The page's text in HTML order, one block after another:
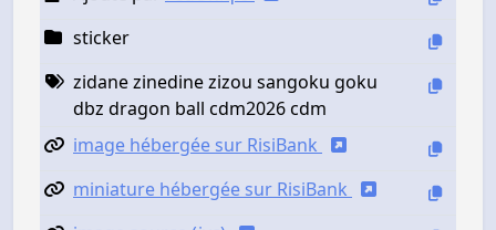
sticker
zidane zinedine zizou sangoku goku
dbz dragon ball cdm2026 cdm
image hébergée sur RisiBank
miniature hébergée sur RisiBank